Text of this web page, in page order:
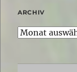
ARCHIV
Archiv